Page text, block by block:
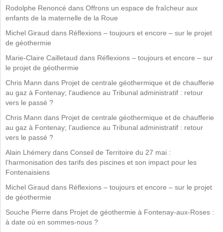
Rodolphe Renoncé dans Offrons un espace de fraîcheur aux
enfants de la maternelle de la Roue
Michel Giraud dans Réflexions – toujours et encore – sur le projet
de géothermie
Marie-Claire Cailletaud dans Réflexions – toujours et encore – sur
le projet de géothermie
Chris Mann dans Projet de centrale géothermique et de chaufferie
au gaz à Fontenay; l’audience au Tribunal administratif : retour
vers le passé ?
Chris Mann dans Projet de centrale géothermique et de chaufferie
au gaz à Fontenay; l’audience au Tribunal administratif : retour
vers le passé ?
Alain Lhémery dans Conseil de Territoire du 27 mai :
l’harmonisation des tarifs des piscines et son impact pour les
Fontenaisiens
Michel Giraud dans Réflexions – toujours et encore – sur le projet
de géothermie
Souche Pierre dans Projet de géothermie à Fontenay-aux-Roses :
à date où en sommes-nous ?